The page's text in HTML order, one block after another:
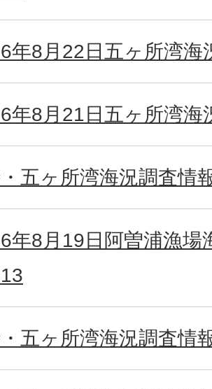
年8月22日五ヶ所湾海
年8月21日五ヶ所湾海
五ヶ所湾海況調査情
年8月19日阿曽浦漁場
五ヶ所湾海況調査情